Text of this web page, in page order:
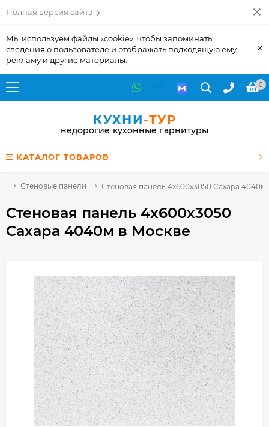
Полная версия сайта
Мы используем файлы «cookie», чтобы запоминать
сведения о пользователе и отображать подходящую ему
рекламу и другие материалы.
×
0
КУХНИ-ТУР
недорогие кухонные гарнитуры
КАТАЛОГ ТОВАРОВ
Стеновые панели Стеновая панель 4х600х3050 Сахара 4040м
Стеновая панель 4х600х3050
Сахара 4040м в Москве